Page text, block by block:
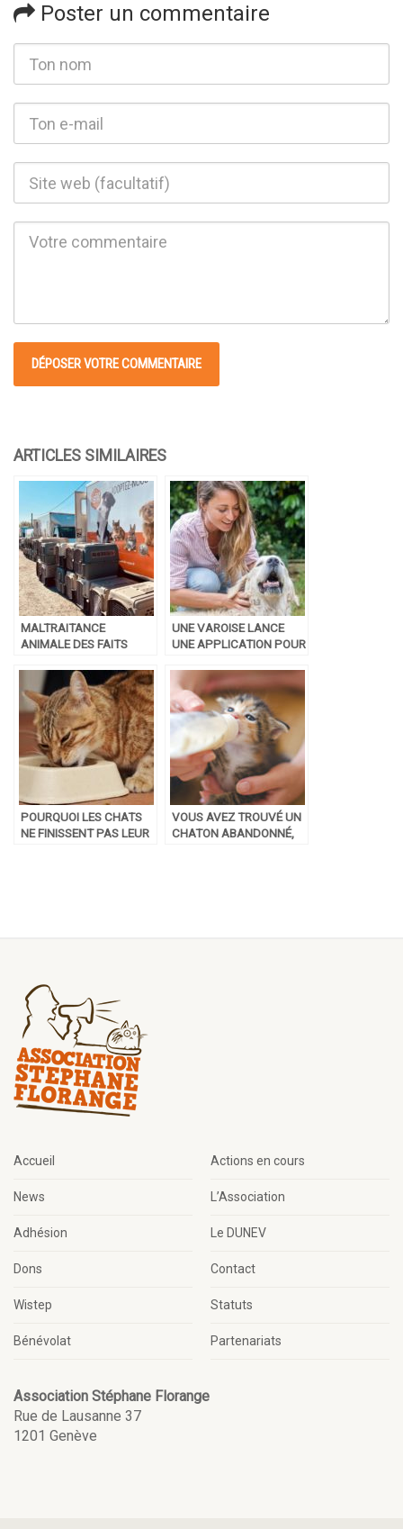
Poster un commentaire
MALTRAITANCE
ANIMALE DES FAITS
DES 2 LOUVETEAUX
DANS LE NORD DE LA
FRANCE
UNE VAROISE LANCE
UNE APPLICATION POUR
POURQUOI LES CHATS
NE FINISSENT PAS LEUR
VOUS AVEZ TROUVÉ UN
CHATON ABANDONNÉ,
Accueil Actions en cours
News L’Association
Adhésion Le DUNEV
Dons Contact
Wistep Statuts
Bénévolat Partenariats
Association Stéphane Florange
Rue de Lausanne 37
1201 Genève